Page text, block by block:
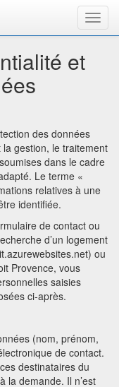
et
des données
gestion, le traitement
dans le cadre
Le terme «
relatives à une
identifiée.
de contact ou
d’un logement
ou
Provence, vous
saisies
ci-après.
(nom, prénom,
de contact.
destinataires du
la demande. Il n’est